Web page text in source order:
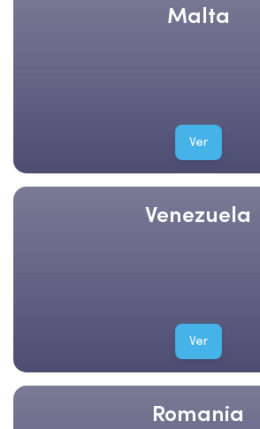
Malta
Ver
Venezuela
Ver
Romania